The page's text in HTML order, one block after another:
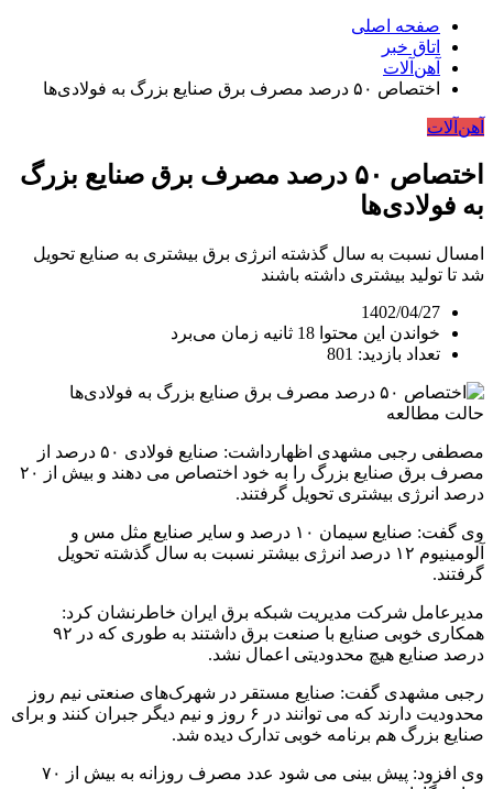
صفحه اصلی
اتاق خبر
آهن‌آلات
اختصاص ۵۰ درصد مصرف برق صنایع بزرگ به فولادی‌ها
آهن‌آلات
اختصاص ۵۰ درصد مصرف برق صنایع بزرگ
به فولادی‌ها
امسال نسبت به سال گذشته انرژی برق بیشتری به صنایع تحویل
شد تا تولید بیشتری داشته باشند
1402/04/27
خواندن این محتوا 18 ثانیه زمان می‌برد
تعداد بازدید: 801
حالت مطالعه
مصطفی رجبی مشهدی اظهارداشت: صنایع فولادی ۵۰ درصد از
مصرف برق صنایع بزرگ را به خود اختصاص می دهند و بیش از ۲۰
درصد انرژی بیشتری تحویل گرفتند.
وی گفت: صنایع سیمان ۱۰ درصد و سایر صنایع مثل مس و
آلومینیوم ۱۲ درصد انرژی بیشتر نسبت به سال گذشته تحویل
گرفتند.
مدیرعامل شرکت مدیریت شبکه برق ایران خاطرنشان کرد:
همکاری خوبی صنایع با صنعت برق داشتند به طوری که در ۹۲
درصد صنایع هیچ محدودیتی اعمال نشد.
رجبی مشهدی گفت: صنایع مستقر در شهرک‌های صنعتی نیم روز
محدودیت دارند که می توانند در ۶ روز و نیم دیگر جبران کنند و برای
صنایع بزرگ هم برنامه خوبی تدارک دیده شد.
وی افزود: پیش بینی می شود عدد مصرف روزانه به بیش از ۷۰